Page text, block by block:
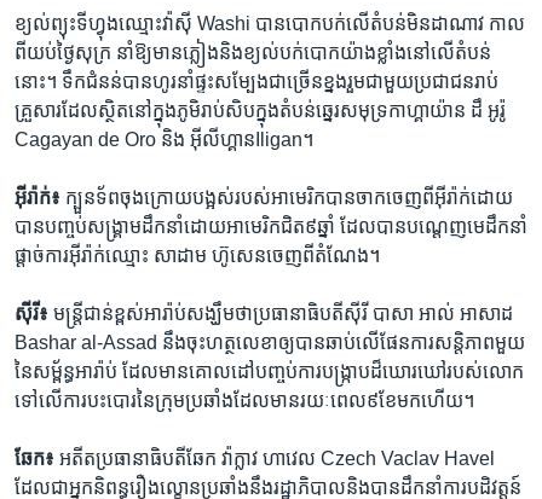
រក
ខ្យល់​ព្យុះ​ទីហ្វុង​ឈ្មោះ​វ៉ាស៊ី Washi បាន​បោក​បក់​លើតំបន់​មិនដាណាវ ​កាល​
ពី​យប់​ថ្ងៃ​សុក្រ ​នាំ​ឱ្យ​មាន​ភ្លៀង​និង​ខ្យល់​បក់បោក​យ៉ាង​ខ្លាំង​នៅ​លើ​តំបន់​
នោះ។ ​ទឹក​ជំនន់​បាន​ហូរ​នាំ​ផ្ទះ​សម្បែង​ជា​ច្រើន​ខ្នង​រួម​ជា​មួយ​ប្រជាជន​រាប់​
គ្រួសារ​ដែល​ស្ថិត​នៅ​ក្នុង​ភូមិ​រាប់​សិប​ក្នុង​តំបន់ឆ្នេរ​សមុទ្រ​កាហ្គាយ៉ាន ដឹ អូរ៉ូ
Cagayan de Oro និង អ៊ីលីហ្គាន​Iligan។
អ៊ីរ៉ាក់៖ ក្បួន​ទ័ព​ចុង​ក្រោយ​បង្អស់របស់អាមេរិកបាន​ចាក​ចេញ​ពីអ៊ីរ៉ាក់​ដោយ​
បាន​បញ្ចប់​សង្គ្រាម​ដឹកនាំ​ដោយអាមេរិកជិត​៩​ឆ្នាំ​ ដែល​បាន​បណ្តេញ​មេដឹកនាំ​
ផ្តាច់ការ​អ៊ីរ៉ាក់​ឈ្មោះ​ សាដាម ហ៊ូសេន​ចេញ​ពី​តំណែង។​
ស៊ីរី៖ មន្ត្រី​ជាន់​ខ្ពស់​អារ៉ាប់​សង្ឃឹម​ថា​ប្រធានាធិបតី​ស៊ីរី​ បាសា អាល់ អាសាដ
Bashar al-Assad នឹង​ចុះ​ហត្ថលេខា​ឲ្យ​បាន​ឆាប់​លើ​ផែនការ​សន្តិភាព​មួយ​
នៃ​សម្ព័ន្ធ​អារ៉ាប់ ​ដែល​មាន​គោលដៅ​បញ្ចប់​ការ​បង្ក្រាប​ដ៏​ឃោរឃៅ​របស់​លោក​
ទៅ​លើ​ការ​បះបោរ​នៃ​ក្រុម​ប្រឆាំង​ដែល​មាន​រយៈពេល​៩​ខែ​មក​ហើយ។
ឆែក៖ អតីត​ប្រធានាធិបតីឆែក វ៉ាក្លាវ ហាវេល Czech Vaclav Havel
ដែល​ជា​អ្នក​និពន្ធ​រឿង​ល្ខោន​ប្រឆាំង​នឹង​រដ្ឋាភិបាល​និង​បាន​ដឹកនាំ​ការ​បដិវត្តន៍​